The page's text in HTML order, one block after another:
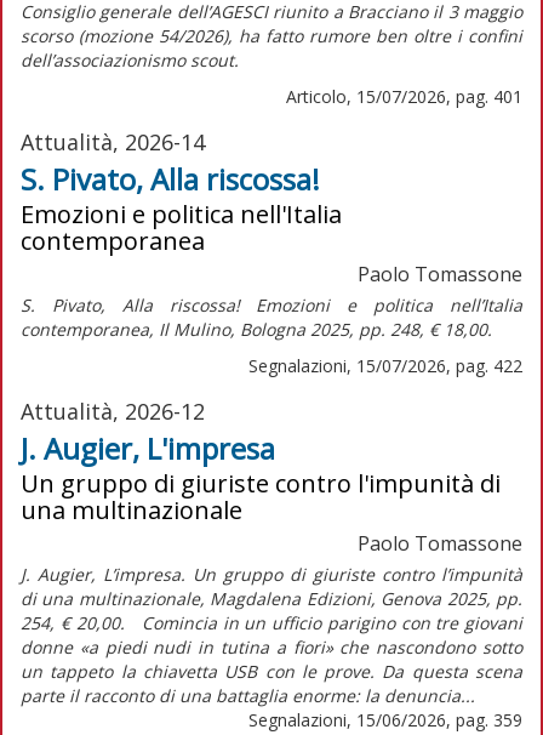
Consiglio generale dell’AGESCI riunito a Bracciano il 3 maggio
scorso (mozione 54/2026), ha fatto rumore ben oltre i confini
dell’associazionismo scout.
Articolo, 15/07/2026, pag. 401
Attualità, 2026-14
S. Pivato, Alla riscossa!
Emozioni e politica nell'Italia
contemporanea
Paolo Tomassone
S. Pivato, Alla riscossa! Emozioni e politica nell’Italia
contemporanea, Il Mulino, Bologna 2025, pp. 248, € 18,00.
Segnalazioni, 15/07/2026, pag. 422
Attualità, 2026-12
J. Augier, L'impresa
Un gruppo di giuriste contro l'impunità di
una multinazionale
Paolo Tomassone
J. Augier, L’impresa. Un gruppo di giuriste contro l’impunità
di una multinazionale, Magdalena Edizioni, Genova 2025, pp.
254, € 20,00. Comincia in un ufficio parigino con tre giovani
donne «a piedi nudi in tutina a fiori» che nascondono sotto
un tappeto la chiavetta USB con le prove. Da questa scena
parte il racconto di una battaglia enorme: la denuncia...
Segnalazioni, 15/06/2026, pag. 359